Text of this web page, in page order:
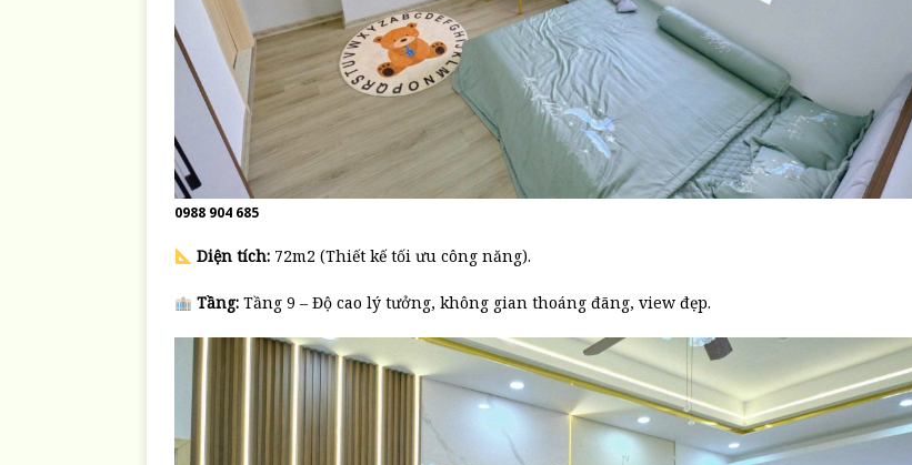
0988 904 685
Diện tích:72m2 (Thiết kế tối ưu công năng).
Tầng:Tầng 9 – Độ cao lý tưởng, không gian thoáng đãng, view đẹp.